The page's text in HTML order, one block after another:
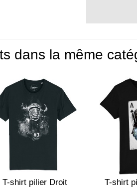
dans la même
T-shirt pilier Droit T-shirt